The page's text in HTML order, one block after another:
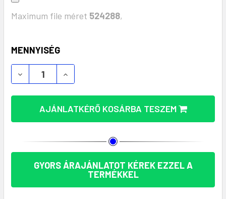
Maximum file méret 524288,
KÉSZLET:
MENNYISÉG
STRESSZOLDÓ CSILLAG – HATÉKONY RELAXÁLÓ
STRESSZOLDÓ CSILLAG – HATÉKONY
AJÁNLATKÉRŐ KOSÁRBA TESZEM
GYORS ÁRAJÁNLATOT KÉREK EZZEL A
TERMÉKKEL